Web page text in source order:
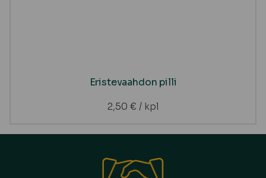
Eristevaahdon pilli
2,50 € / kpl